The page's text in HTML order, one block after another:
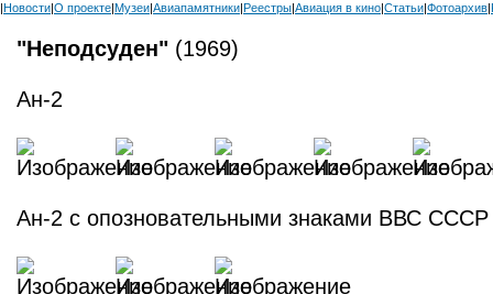
|Новости|О проекте|Музеи|Авиапамятники|Реестры|Авиация в кино|Статьи|Фотоархив|
"Неподсуден"(1969)
Ан-2
Ан-2 с опозновательными знаками ВВС